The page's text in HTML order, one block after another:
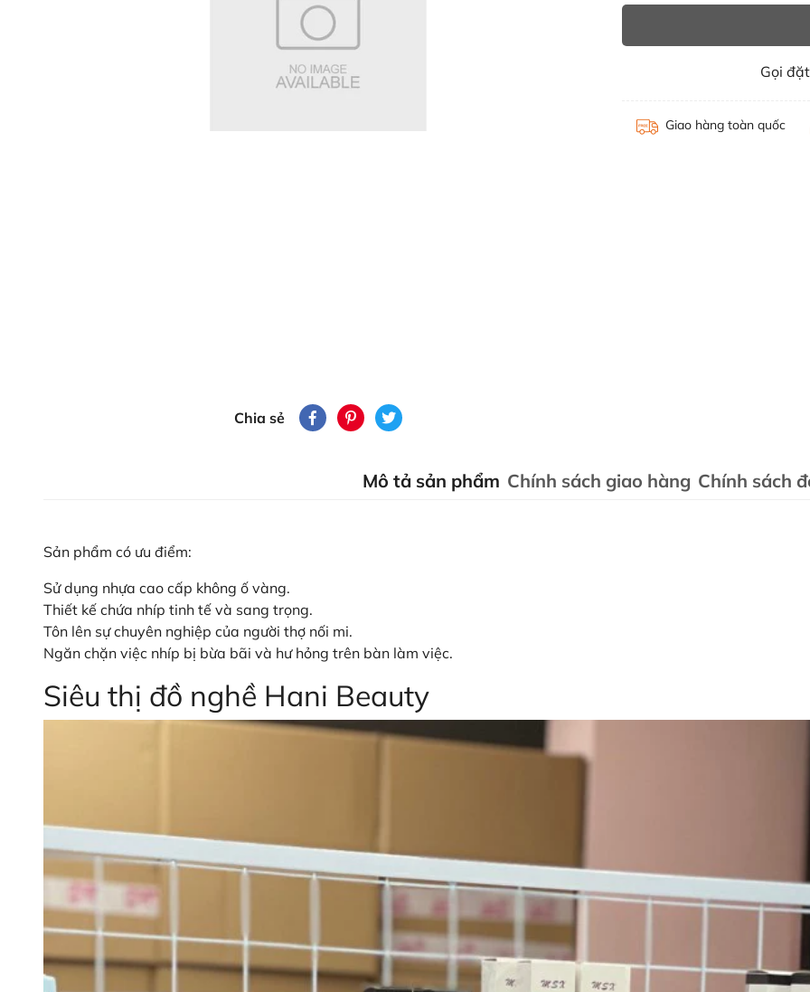
Chia sẻ
Gọi
Giao hàng toàn quốc
Mô tả sản phẩm Chính sách giao hàng Chính sách
Sản phẩm có ưu điểm:
Sử dụng nhựa cao cấp không ố vàng.
Thiết kế chứa nhíp tinh tế và sang trọng.
Tôn lên sự chuyên nghiệp của người thợ nối mi.
Ngăn chặn việc nhíp bị bừa bãi và hư hỏng trên bàn làm việc.
Siêu thị đồ nghề Hani Beauty